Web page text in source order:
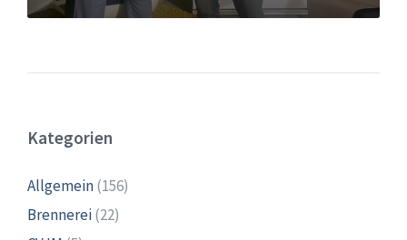
Kategorien
Allgemein(156)
Brennerei(22)